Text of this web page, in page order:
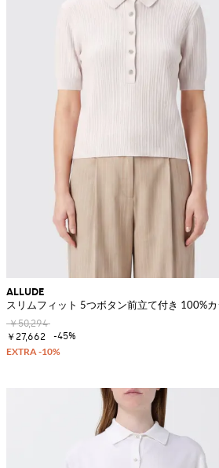
ALLUDE
スリムフィット 5つボタン前立て付き 100%
￥50,294
￥27,662
-45%